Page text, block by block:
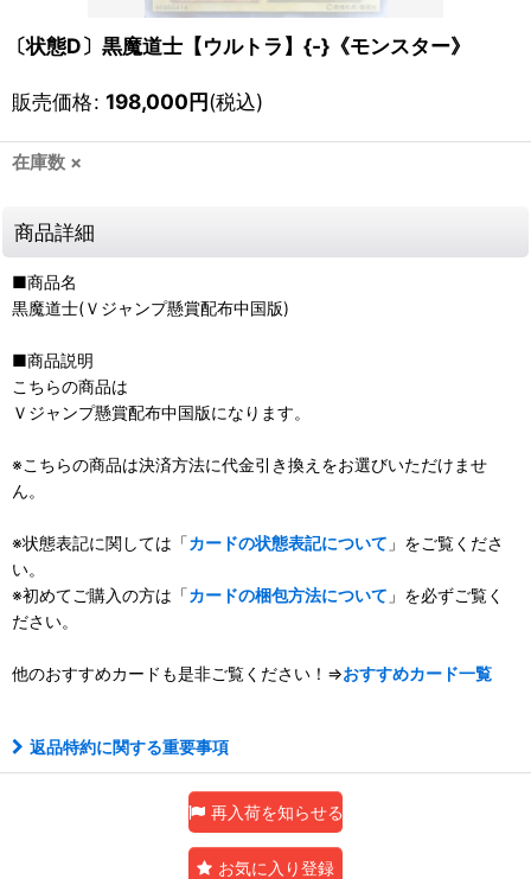
〔状態D〕黒魔道士【ウルトラ】{-}《モンスター》
販売価格: 198,000円(税込)
在庫数 ×
商品詳細
■商品名
黒魔道士(Ｖジャンプ懸賞配布中国版)
■商品説明
こちらの商品は
Ｖジャンプ懸賞配布中国版になります。
※こちらの商品は決済方法に代金引き換えをお選びいただけませ
ん。
※状態表記に関しては「カードの状態表記について 」をご覧くださ
い。
※初めてご購入の方は「カードの梱包方法について 」を必ずご覧く
ださい。
他のおすすめカードも是非ご覧ください！⇒おすすめカード一覧
返品特約に関する重要事項
再入荷を知らせる
お気に入り登録